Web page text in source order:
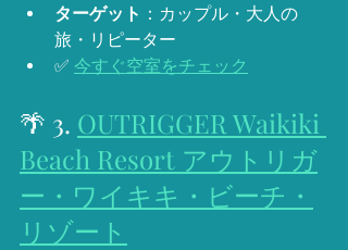
ターゲット ：カップル・大人の
旅・リピーター
✅ 今すぐ空室をチェック
🌴 3. OUTRIGGER Waikiki
Beach Resort アウトリガ
ー・ワイキキ・ビーチ・
リゾート